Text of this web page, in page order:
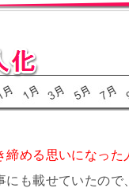
締める思いになった
にも載せていたの